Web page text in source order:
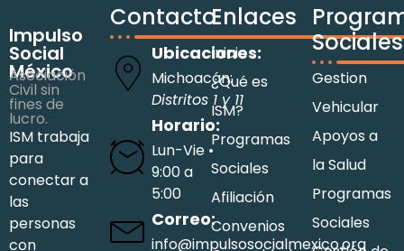
Impulso
Social
México
Asociación
Civil sin
fines de
lucro.
ISM trabaja
para
conectar a
las
personas
con
Contacto
Ubicaciones:
Michoacán:
Distritos 1 y 11
Horario:
Lun-Vie •
9:00 a
5:00
Correo:
info@impulsosocialmexico.org
Enlaces
Inicio
¿Qué es
ISM?
Programas
Sociales
Afiliación
Convenios
Sociales
Gestion
Vehicular
Apoyos a
la Salud
Programas
Sociales